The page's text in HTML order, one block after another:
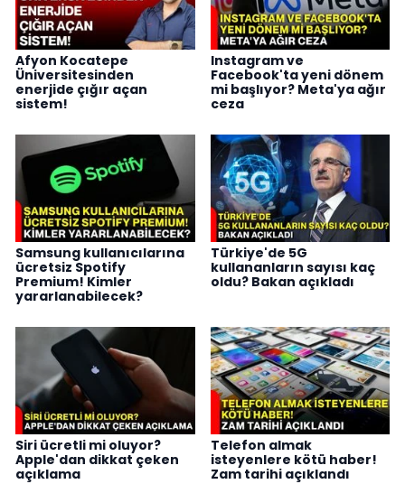
Afyon Kocatepe
Üniversitesinden
enerjide çığır açan
sistem!
Instagram ve
Facebook'ta yeni dönem
mi başlıyor? Meta'ya ağır
ceza
Samsung kullanıcılarına
ücretsiz Spotify
Premium! Kimler
yararlanabilecek?
Türkiye'de 5G
kullananların sayısı kaç
oldu? Bakan açıkladı
Siri ücretli mi oluyor?
Apple'dan dikkat çeken
açıklama
Telefon almak
isteyenlere kötü haber!
Zam tarihi açıklandı